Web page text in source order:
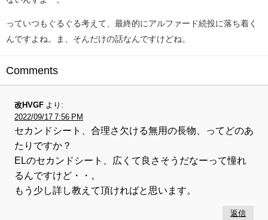
っていつもぐるぐる考えて、最終的にアルファード続投に落ち着く
んですよね。ま、そんだけの話なんですけどね。
Comments
改HVGF より:
2022/09/17 7:56 PM
セカンドシート、合理さ欠ける無用の長物、ってどのあ
たりですか？
ELのセカンドシート、広くて良さそうだなーって憧れ
るんですけど・・。
もう少し詳し教えて頂ければと思います。
返信